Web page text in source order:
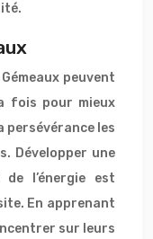
peuvent
fois pour mieux
persévérance les
Développer une
l’énergie est
En apprenant
sur leurs